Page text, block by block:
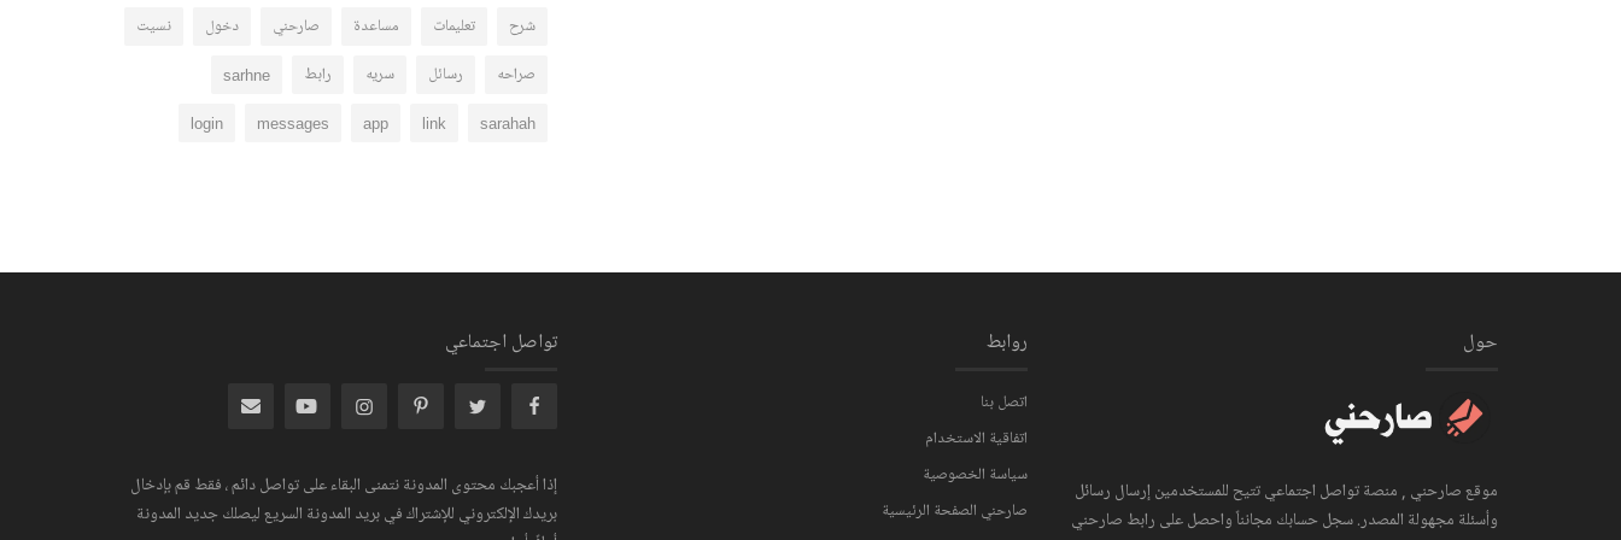
شرح تعليمات مساعدة صارحني دخول نسيت
صراحه رسائل سريه رابط sarhne
sarahah
link
app
messages
login
تواصل اجتماعي
إذا أعجبك محتوى المدونة نتمنى البقاء على تواصل دائم ، فقط قم بإدخال
بريدك الإلكتروني للإشتراك في بريد المدونة السريع ليصلك جديد المدونة
روابط
اتصل بنا
اتفاقية الاستخدام
سياسة الخصوصية
صارحني الصفحة الرئيسية
حول
موقع صارحني , منصة تواصل اجتماعي تتيح للمستخدمين إرسال رسائل
وأسئلة مجهولة المصدر. سجل حسابك مجانناً واحصل على رابط صارحني